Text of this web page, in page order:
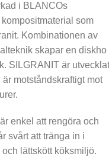
i BLANCOs
som
Kombinationen av
skapar en diskho
SILGRANIT är utvecklat
motståndskraftigt mot
enkel att rengöra och
svårt att tränga in i
lättskött köksmiljö.